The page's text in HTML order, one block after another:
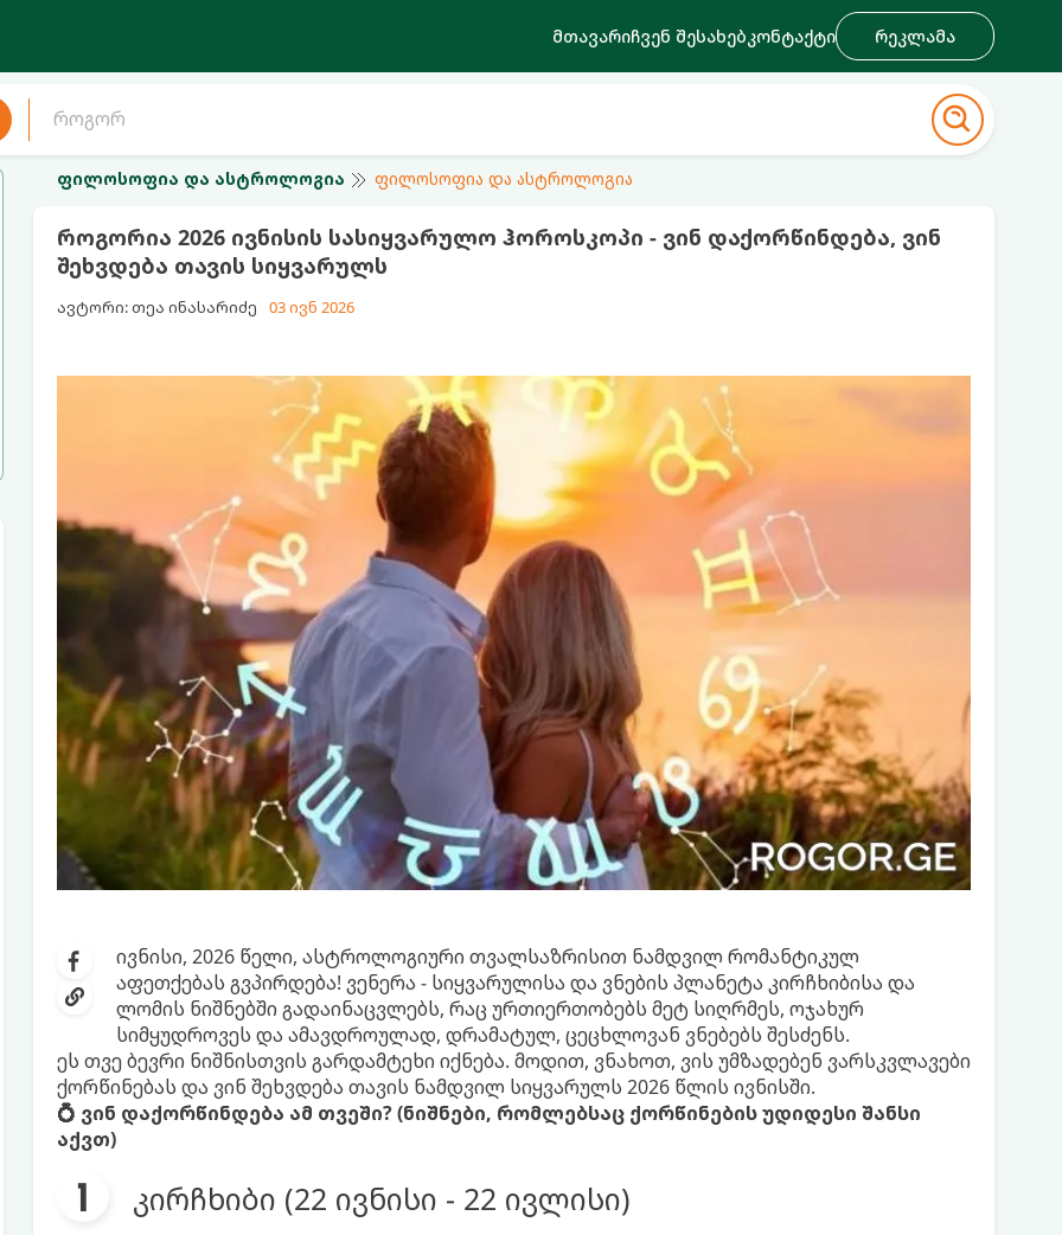
მთავარიჩვენ შესახებკონტაქტი რეკლამა
ფილოსოფია და ასტროლოგია ფილოსოფია და ასტროლოგია
როგორია 2026 ივნისის სასიყვარულო ჰოროსკოპი - ვინ დაქორწინდება, ვინ
შეხვდება თავის სიყვარულს
ავტორი: თეა ინასარიძე 03 ივნ 2026
ივნისი, 2026 წელი, ასტროლოგიური თვალსაზრისით ნამდვილ რომანტიკულ
აფეთქებას გვპირდება! ვენერა - სიყვარულისა და ვნების პლანეტა კირჩხიბისა და
ლომის ნიშნებში გადაინაცვლებს, რაც ურთიერთობებს მეტ სიღრმეს, ოჯახურ
სიმყუდროვეს და ამავდროულად, დრამატულ, ცეცხლოვან ვნებებს შესძენს.
ეს თვე ბევრი ნიშნისთვის გარდამტეხი იქნება. მოდით, ვნახოთ, ვის უმზადებენ ვარსკვლავები
ქორწინებას და ვინ შეხვდება თავის ნამდვილ სიყვარულს 2026 წლის ივნისში.
💍 ვინ დაქორწინდება ამ თვეში? (ნიშნები, რომლებსაც ქორწინების უდიდესი შანსი
აქვთ)
კირჩხიბი (22 ივნისი - 22 ივლისი)